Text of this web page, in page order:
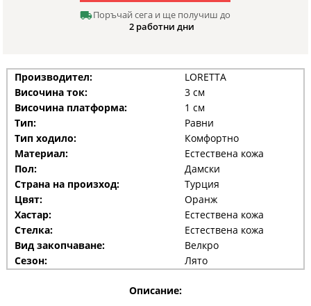
Поръчай сега и ще получиш до
2 работни дни
Производител:
LORETTA
Височина ток:
3 см
Височина платформа:
1 см
Тип:
Равни
Тип ходило:
Комфортно
Материал:
Естествена кожа
Пол:
Дамски
Страна на произход:
Турция
Цвят:
Оранж
Хастар:
Естествена кожа
Стелка:
Естествена кожа
Вид закопчаване:
Велкро
Сезон:
Лято
Описание: